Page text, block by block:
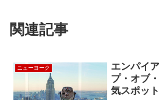
関連記事
ニューヨーク
エンパイ
プ・オブ
気スポット